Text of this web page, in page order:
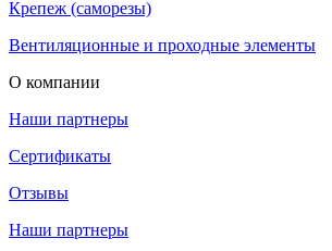
Крепеж (саморезы)
Вентиляционные и проходные элементы
О компании
Наши партнеры
Сертификаты
Отзывы
Наши партнеры